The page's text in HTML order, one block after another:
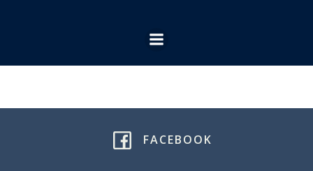
de
FACEBOOK